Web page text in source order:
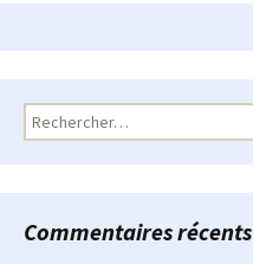
Rechercher :
Commentaires récents